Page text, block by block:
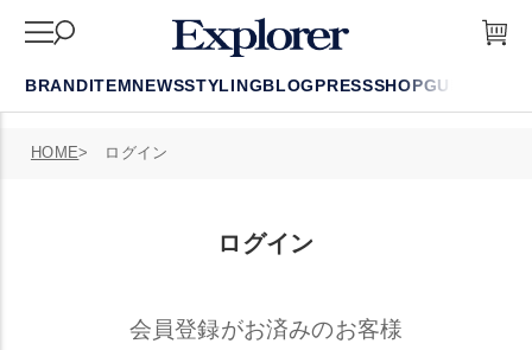
BRANDITEMNEWSSTYLINGBLOGPRESSSHOPGUIDE
HOME ログイン
ログイン
会員登録がお済みのお客様